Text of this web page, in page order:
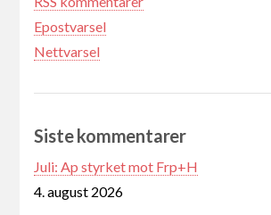
Epostvarsel
Nettvarsel
Siste kommentarer
Juli: Ap styrket mot Frp+H
4. august 2026